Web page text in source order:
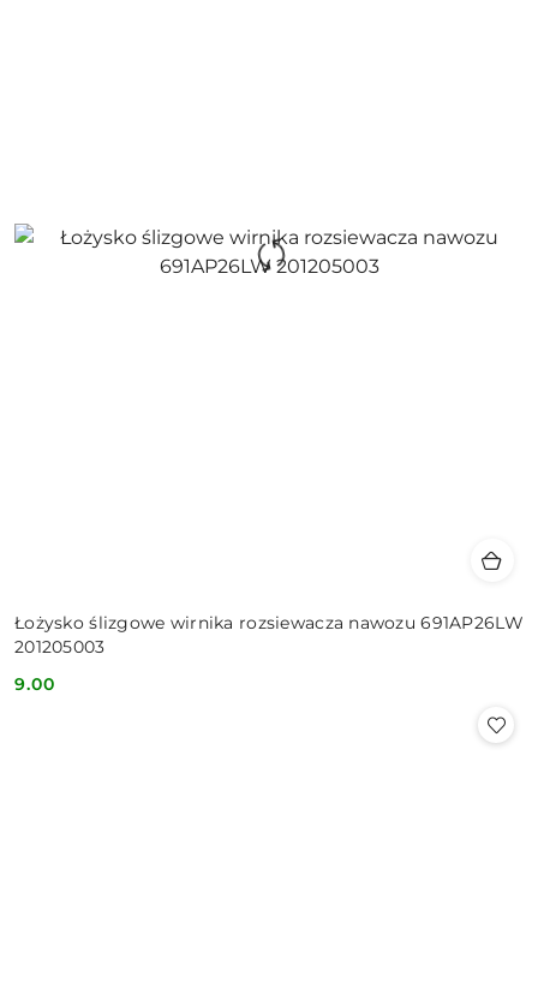
Łożysko ślizgowe wirnika rozsiewacza nawozu 691AP26LW
201205003
Cena:
9.00